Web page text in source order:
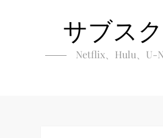
サブス
Netflix、Hulu、U-